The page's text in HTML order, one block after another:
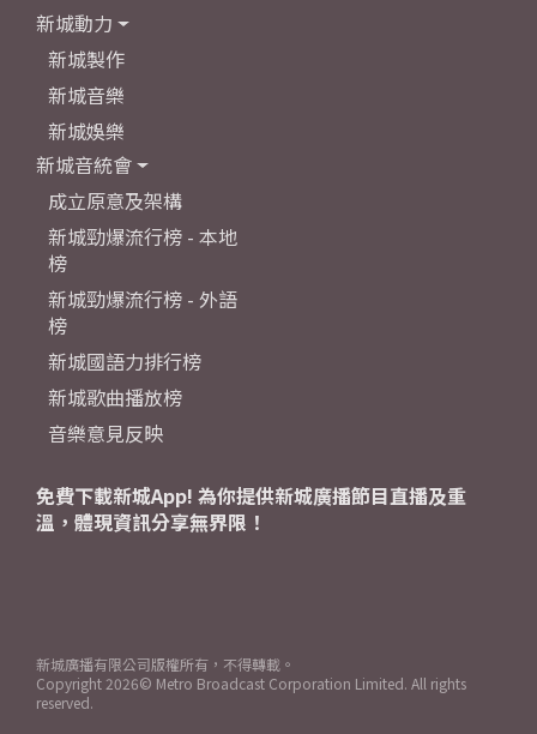
新城動力
新城製作
新城音樂
新城娛樂
新城音統會
成立原意及架構
新城勁爆流行榜 - 本地
榜
新城勁爆流行榜 - 外語
榜
新城國語力排行榜
新城歌曲播放榜
音樂意見反映
免費下載新城App! 為你提供新城廣播節目直播及重
溫，體現資訊分享無界限！
新城廣播有限公司版權所有，不得轉載。
Copyright 2026© Metro Broadcast Corporation Limited. All rights
reserved.